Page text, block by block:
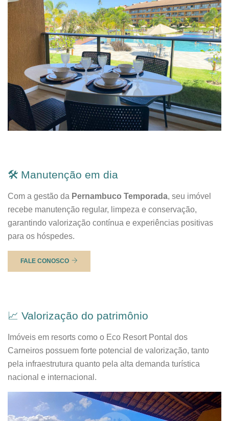
🛠️ Manutenção em dia
Com a gestão da Pernambuco Temporada, seu imóvel
recebe manutenção regular, limpeza e conservação,
garantindo valorização contínua e experiências positivas
para os hóspedes.
FALE CONOSCO
📈 Valorização do patrimônio
Imóveis em resorts como o Eco Resort Pontal dos
Carneiros possuem forte potencial de valorização, tanto
pela infraestrutura quanto pela alta demanda turística
nacional e internacional.